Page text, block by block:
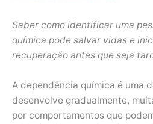
Saber como identificar uma
química pode salvar vidas e
recuperação antes que seja
A dependência química é uma
desenvolve gradualmente,
por comportamentos que